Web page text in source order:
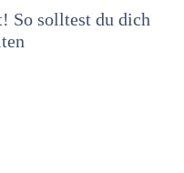
So solltest du dich